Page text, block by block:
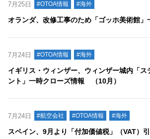
7月25日 #OTOA情報 #海外
オランダ、改修工事のため「ゴッホ美術館」
7月24日 #OTOA情報 #海外
イギリス・ウィンザー、ウィンザー城内「ス
ント」一時クローズ情報 （10月）
7月24日 #航空会社 #OTOA情報 #海外
スペイン、9月より「付加価値税」（VAT）